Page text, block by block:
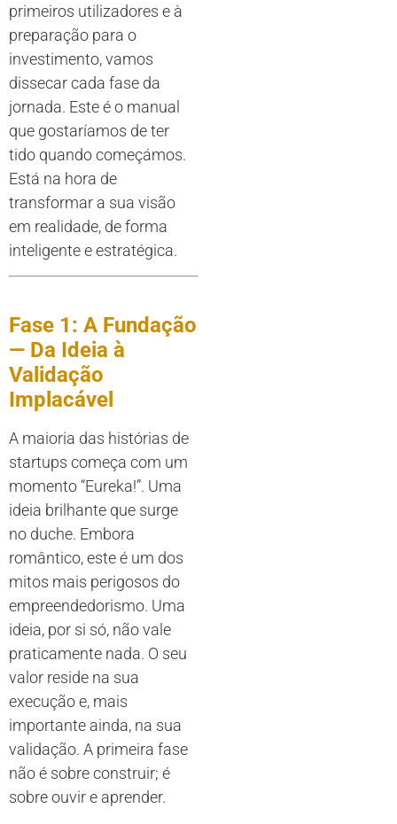
primeiros utilizadores e à
preparação para o
investimento, vamos
dissecar cada fase da
jornada. Este é o manual
que gostaríamos de ter
tido quando começámos.
Está na hora de
transformar a sua visão
em realidade, de forma
inteligente e estratégica.
Fase 1: A Fundação
— Da Ideia à
Validação
Implacável
A maioria das histórias de
startups começa com um
momento “Eureka!”. Uma
ideia brilhante que surge
no duche. Embora
romântico, este é um dos
mitos mais perigosos do
empreendedorismo. Uma
ideia, por si só, não vale
praticamente nada. O seu
valor reside na sua
execução e, mais
importante ainda, na sua
validação. A primeira fase
não é sobre construir; é
sobre ouvir e aprender.